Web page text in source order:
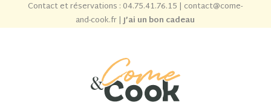
Contact et réservations : 04.75.41.76.15 | contact@come-
and-cook.fr|J’ai un bon cadeau